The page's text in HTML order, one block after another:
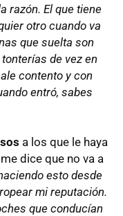
razón. El que tiene
otro cuando va
que suelta son
de vez en
contento y con
entró, sabes
a los que le haya
dice que no va a
esto desde
mi reputación.
que conducían